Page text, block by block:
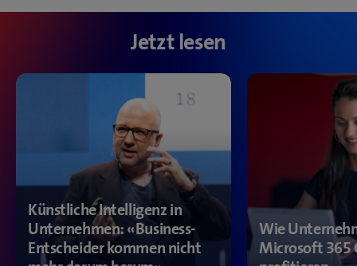
Jetzt lesen
Künstliche Intelligenz in
Unternehmen: «Business-
Entscheider kommen nicht
Wie
Microsoft 365